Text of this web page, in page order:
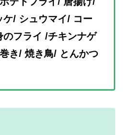
ケ/ シュウマイ/ コー
のフライ /チキンナゲ
き/ 焼き鳥/ とんかつ